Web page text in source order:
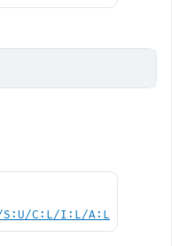
S:U/C:L/I:L/A:L